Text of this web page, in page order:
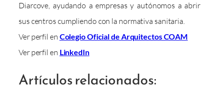
Diarcove, ayudando a empresas y autónomos a abrir
sus centros cumpliendo con la normativa sanitaria.
Ver perfil en Colegio Oficial de Arquitectos COAM
Ver perfil en LinkedIn
Artículos relacionados: